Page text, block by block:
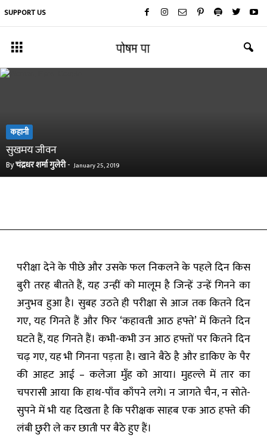
SUPPORT US
कहानी
सुखमय जीवन
Byचंद्रधर शर्मा गुलेरी- January 25, 2019
परीक्षा देने के पीछे और उसके फल निकलने के पहले दिन किस
बुरी तरह बीतते हैं, यह उन्हीं को मालूम है जिन्हें उन्हें गिनने का
अनुभव हुआ है। सुबह उठते ही परीक्षा से आज तक कितने दिन
गए, यह गिनते हैं और फिर ‘कहावती आठ हफ्ते’ में कितने दिन
घटते हैं, यह गिनते हैं। कभी-कभी उन आठ हफ्तों पर कितने दिन
चढ़ गए, यह भी गिनना पड़ता है। खाने बैठे है और डाकिए के पैर
की आहट आई – कलेजा मुँह को आया। मुहल्ले में तार का
चपरासी आया कि हाथ-पाँव काँपने लगे। न जागते चैन, न सोते-
सुपने में भी यह दिखता है कि परीक्षक साहब एक आठ हफ्ते की
लंबी छुरी ले कर छाती पर बैठे हुए हैं।